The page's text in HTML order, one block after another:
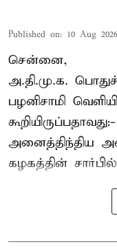
Published on: 10 Aug
சென்னை,
அ.தி.மு.க.
பழனிசாமி
அனைத்திந்திய
கழகத்தின்